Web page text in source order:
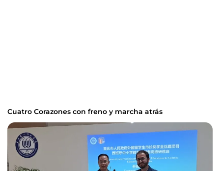
Cuatro Corazones con freno y marcha atrás